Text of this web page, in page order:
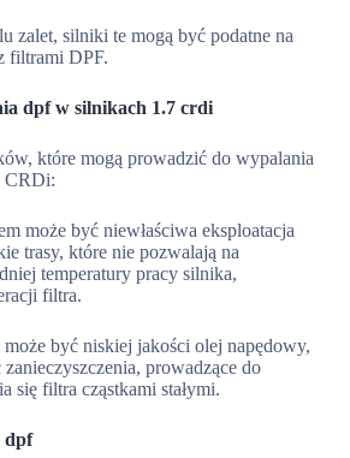
zalet, silniki te mogą być podatne na
filtrami DPF.
dpf w silnikach 1.7 crdi
które mogą prowadzić do wypalania
CRDi:
może być niewłaściwa eksploatacja
trasy, które nie pozwalają na
temperatury pracy silnika,
filtra.
być niskiej jakości olej napędowy,
prowadzące do
się filtra cząstkami stałymi.
dpf